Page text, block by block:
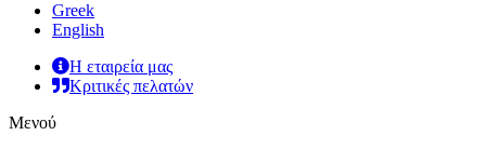
Greek
English
Η εταιρεία μας
Κριτικές πελατών
Μενού